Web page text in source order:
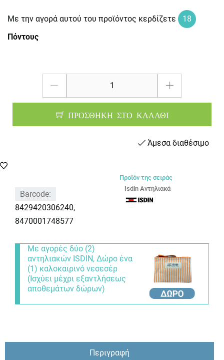
Με την αγορά αυτού του προϊόντος κερδίζετε
18
Πόντους
ΠΡΟΣΘΗΚΗ ΣΤΟ ΚΑΛΑΘΙ
Άμεσα διαθέσιμο
Barcode:
8429420306240,
8470001748577
Προϊόν της σειράς
Isdin Αντηλιακά
Με αγορές δύο (2)
αντηλιακών ISDIN, Δώρο ένα
(1) καλοκαιρινό νεσεσέρ
(Ισχύει μέχρι εξαντλήσεως
αποθεμάτων δώρων)
Περιγραφή